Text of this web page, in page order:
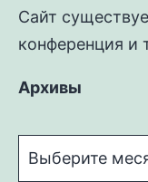
Сайт
конференция и
Архивы